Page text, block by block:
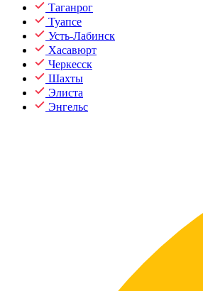
Таганрог
Туапсе
Усть-Лабинск
Хасавюрт
Черкесск
Шахты
Элиста
Энгельс